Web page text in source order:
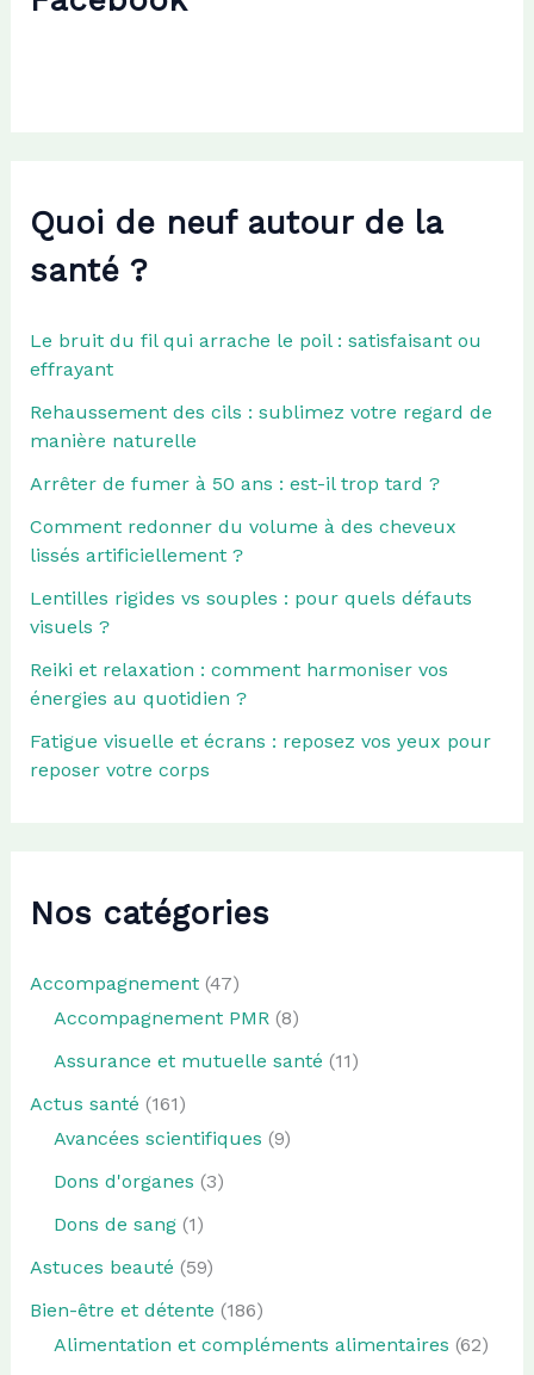
Quoi de neuf autour de la
santé ?
Le bruit du fil qui arrache le poil : satisfaisant ou
effrayant
Rehaussement des cils : sublimez votre regard de
manière naturelle
Arrêter de fumer à 50 ans : est-il trop tard ?
Comment redonner du volume à des cheveux
lissés artificiellement ?
Lentilles rigides vs souples : pour quels défauts
visuels ?
Reiki et relaxation : comment harmoniser vos
énergies au quotidien ?
Fatigue visuelle et écrans : reposez vos yeux pour
reposer votre corps
Nos catégories
Accompagnement(47)
Accompagnement PMR(8)
Assurance et mutuelle santé (11)
Actus santé (161)
Avancées scientifiques (9)
Dons d'organes (3)
Dons de sang(1)
Astuces beauté (59)
Bien-être et détente (186)
Alimentation et compléments alimentaires (62)